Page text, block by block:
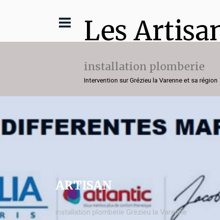
Les
installation plomberie
Intervention sur Grézieu la Varenne et sa région
ARTISAN
installation plomberie Grézieu la Varenne